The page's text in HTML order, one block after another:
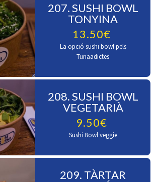
207. SUSHI BOWL
TONYINA
13.50€
La opció sushi bowl pels
Tunaadictes
208. SUSHI BOWL
VEGETARIÀ
9.50€
Sushi Bowl veggie
209. TÀRTAR